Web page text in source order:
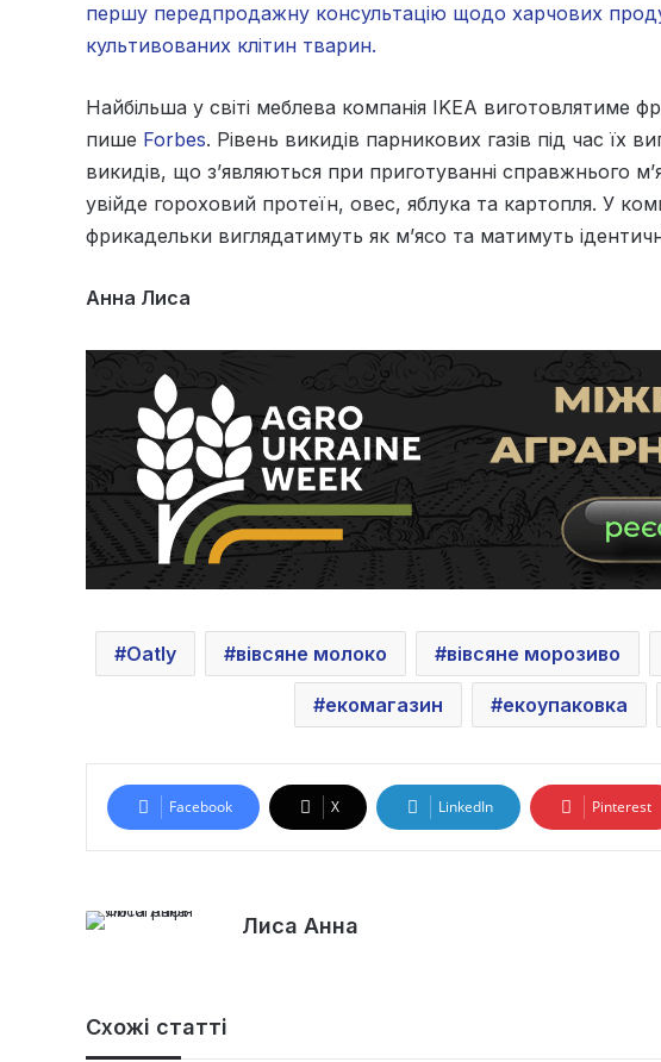
першу передпродажну консультацію щодо харчових
культивованих клітин тварин.
Найбільша у світі меблева компанія IKEA виготовлятиме
пише Forbes. Рівень викидів парникових газів під час їх
викидів, що з’являються при приготуванні справжнього
увійде гороховий протеїн, овес, яблука та картопля. У
фрикадельки виглядатимуть як м’ясо та матимуть
Анна Лиса
Oatly вівсяне молоко вівсяне морозиво
екомагазин екоупаковка
Facebook X LinkedIn Pinterest
Лиса Анна
Схожі статті